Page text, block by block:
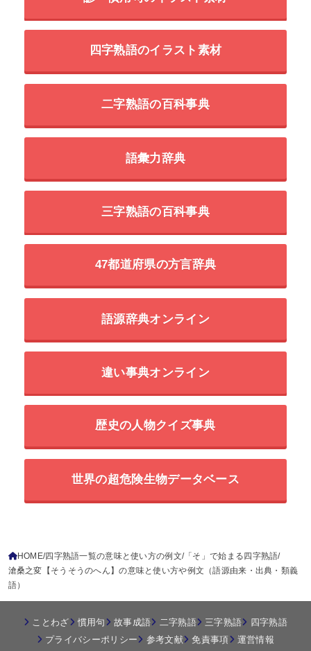
四字熟語のイラスト素材
二字熟語の百科事典
語彙力辞典
三字熟語の百科事典
47都道府県の方言辞典
語源辞典オンライン
違い事典オンライン
歴史の人物クイズ事典
世界の超危険生物データベース
HOME 四字熟語一覧の意味と使い方の例文
「そ」で始まる四字熟語
滄桑之変【そうそうのへん】の意味と使い方や例文（語源由来・出典・類義
語）
ことわざ 慣用句 故事成語 二字熟語 三字熟語
四字熟語
プライバシーポリシー
参考文献 免責事項 運営情報